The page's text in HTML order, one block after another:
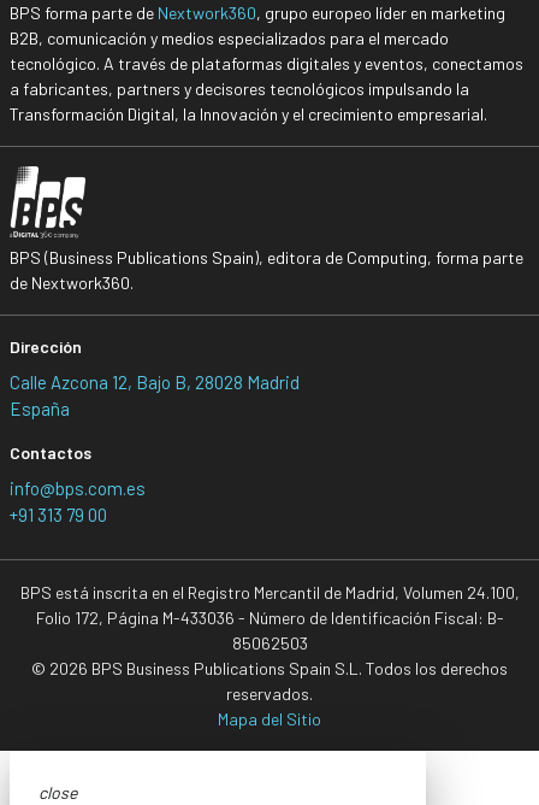
BPS forma parte de Nextwork360, grupo europeo líder en marketing
B2B, comunicación y medios especializados para el mercado
tecnológico. A través de plataformas digitales y eventos, conectamos
a fabricantes, partners y decisores tecnológicos impulsando la
Transformación Digital, la Innovación y el crecimiento empresarial.
BPS (Business Publications Spain), editora de Computing, forma parte
de Nextwork360.
Dirección
Calle Azcona 12, Bajo B, 28028 Madrid
España
Contactos
info@bps.com.es
+91 313 79 00
BPS está inscrita en el Registro Mercantil de Madrid, Volumen 24.100,
Folio 172, Página M-433036 - Número de Identificación Fiscal: B-
85062503
© 2026 BPS Business Publications Spain S.L. Todos los derechos
reservados.
Mapa del Sitio
close